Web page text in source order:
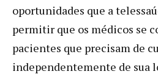
oportunidades que a
permitir que os médicos se
pacientes que precisam de
independentemente de sua